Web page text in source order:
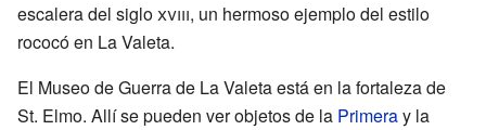
escalera del sigloxviii, un hermoso ejemplo del estilo
rococó en La Valeta.
El Museo de Guerra de La Valeta está en la fortaleza de
St. Elmo. Allí se pueden ver objetos de la Primeray la